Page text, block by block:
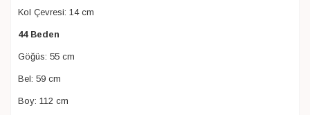
Kol Çevresi: 14 cm
44 Beden
Göğüs: 55 cm
Bel: 59 cm
Boy: 112 cm